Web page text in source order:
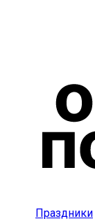
Праздники